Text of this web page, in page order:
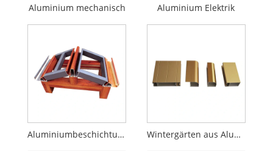
Aluminium mechanisch Aluminium Elektrik
Aluminiumbeschichtung Wintergärten aus Aluminium